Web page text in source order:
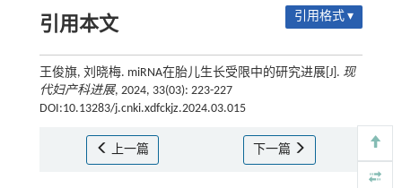
引用本文 引用格式 ▾
王俊旗, 刘晓梅. miRNA在胎儿生长受限中的研究进展[J]. 现
代妇产科进展, 2024, 33(03): 223-227
DOI:10.13283/j.cnki.xdfckjz.2024.03.015
上一篇 下一篇